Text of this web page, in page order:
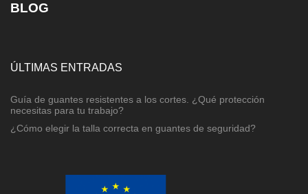
BLOG
ÚLTIMAS ENTRADAS
Guía de guantes resistentes a los cortes. ¿Qué protección
necesitas para tu trabajo?
¿Cómo elegir la talla correcta en guantes de seguridad?